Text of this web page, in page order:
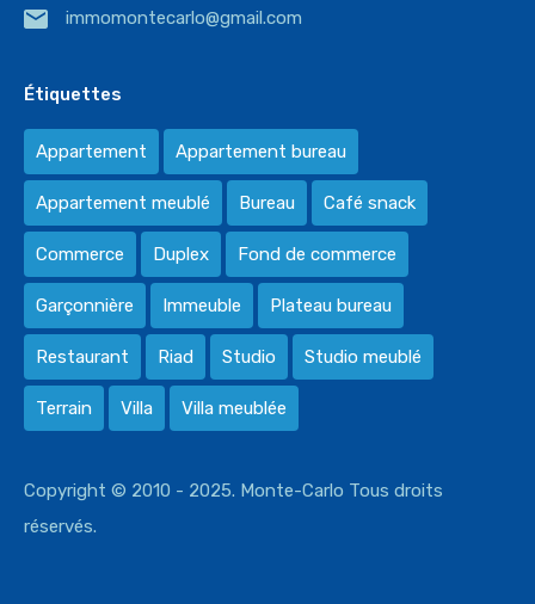
immomontecarlo@gmail.com
Étiquettes
Appartement Appartement bureau
Appartement meublé Bureau Café snack
Commerce Duplex Fond de commerce
Garçonnière Immeuble Plateau bureau
Restaurant Riad Studio Studio meublé
Terrain Villa Villa meublée
Copyright © 2010 - 2025. Monte-Carlo Tous droits
réservés.